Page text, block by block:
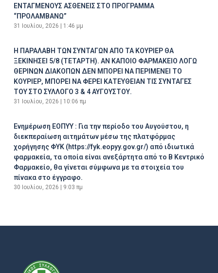
ΕΝΤΑΓΜΕΝΟΥΣ ΑΣΘΕΝΕΙΣ ΣΤΟ ΠΡΟΓΡΑΜΜΑ
“ΠΡΟΛΑΜΒΑΝΩ”
31 Ιουλίου, 2026 1:46 μμ
Η ΠΑΡΑΛΑΒΗ ΤΩΝ ΣΥΝΤΑΓΩΝ ΑΠΟ ΤΑ ΚΟΥΡΙΕΡ ΘΑ
ΞΕΚΙΝΗΣΕΙ 5/8 (ΤΕΤΑΡΤΗ). ΑΝ ΚΑΠΟΙΟ ΦΑΡΜΑΚΕΙΟ ΛΟΓΩ
ΘΕΡΙΝΩΝ ΔΙΑΚΟΠΩΝ ΔΕΝ ΜΠΟΡΕΙ ΝΑ ΠΕΡΙΜΕΝΕΙ ΤΟ
ΚΟΥΡΙΕΡ, ΜΠΟΡΕΙ ΝΑ ΦΕΡΕΙ ΚΑΤΕΥΘΕΙΑΝ ΤΙΣ ΣΥΝΤΑΓΕΣ
ΤΟΥ ΣΤΟ ΣΥΛΛΟΓΟ 3 & 4 ΑΥΓΟΥΣΤΟΥ.
31 Ιουλίου, 2026 10:06 πμ
Ενημέρωση ΕΟΠΥΥ : Για την περίοδο του Αυγούστου, η
διεκπεραίωση αιτημάτων μέσω της πλατφόρμας
χορήγησης ΦΥΚ (https://fyk.eopyy.gov.gr/) από ιδιωτικά
φαρμακεία, τα οποία είναι ανεξάρτητα από το Β Κεντρικό
Φαρμακείο, θα γίνεται σύμφωνα με τα στοιχεία του
πίνακα στο έγγραφο.
30 Ιουλίου, 2026 9:03 πμ